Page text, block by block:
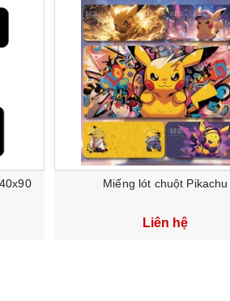
Miếng lót chuột Pikachu
Liên hệ